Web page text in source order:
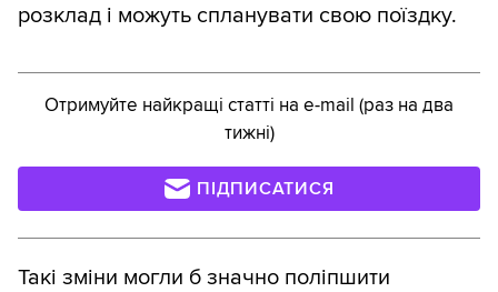
розклад і можуть спланувати свою поїздку.
Отримуйте найкращі статті на e-mail (раз на два
тижні)
ПІДПИСАТИСЯ
Такі зміни могли б значно поліпшити